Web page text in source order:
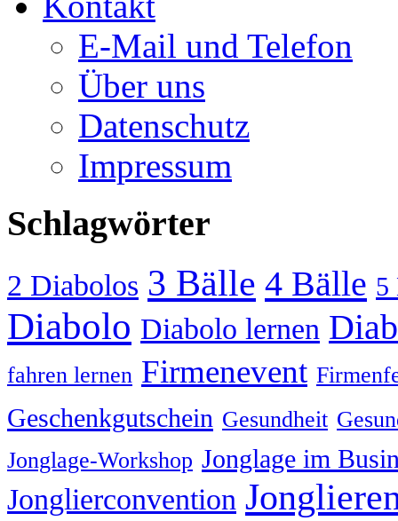
E-Mail und Telefon
Über uns
Datenschutz
Impressum
Schlagwörter
2 Diabolos 3 Bälle 4 Bälle 5
Diabolo Diabolo lernen
fahren lernen Firmenevent
Geschenkgutschein Gesundheit
Jonglage-Workshop Jonglage im
Jonglierconvention